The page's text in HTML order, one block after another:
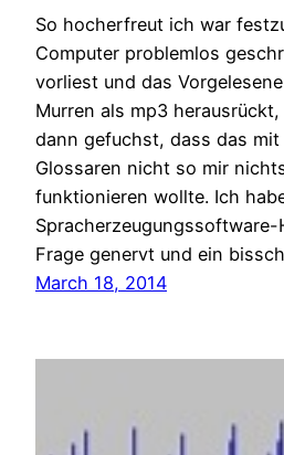
So hocherfreut ich war
Computer problemlos
vorliest und das
Murren als mp3
dann gefuchst, dass das
Glossaren nicht so mir
funktionieren wollte. Ich
Frage genervt und ein
March 18, 2014